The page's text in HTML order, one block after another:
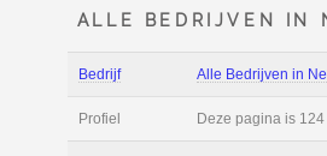
ALLE